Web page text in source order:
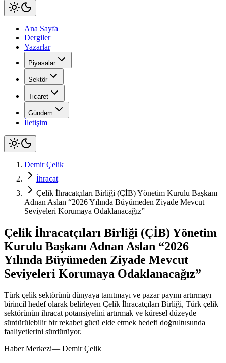
Ana Sayfa
Dergiler
Yazarlar
Piyasalar
Sektör
Ticaret
Gündem
İletişim
Demir Çelik
İhracat
Çelik İhracatçıları Birliği (ÇİB) Yönetim Kurulu Başkanı
Adnan Aslan “2026 Yılında Büyümeden Ziyade Mevcut
Seviyeleri Korumaya Odaklanacağız”
Çelik İhracatçıları Birliği (ÇİB) Yönetim
Kurulu Başkanı Adnan Aslan “2026
Yılında Büyümeden Ziyade Mevcut
Seviyeleri Korumaya Odaklanacağız”
Türk çelik sektörünü dünyaya tanıtmayı ve pazar payını artırmayı
birincil hedef olarak belirleyen Çelik İhracatçıları Birliği, Türk çelik
sektörünün ihracat potansiyelini artırmak ve küresel düzeyde
sürdürülebilir bir rekabet gücü elde etmek hedefi doğrultusunda
faaliyetlerini sürdürüyor.
Haber Merkezi— Demir Çelik